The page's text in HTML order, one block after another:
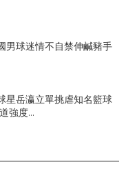
男球迷情不自禁伸鹹豬手
星岳瀛立單挑虐知名籃球
強度...